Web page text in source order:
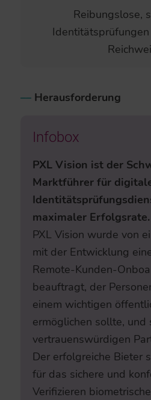
Reibungslose,
––Herausforderung
Infobox
PXL Vision ist der
Marktführer für
maximaler Erfolgsrate.
PXL Vision wurde von
mit der Entwicklung
Remote-Kunden-
beauftragt, der
einem wichtigen
ermöglichen sollte, und
vertrauenswürdigen
Der erfolgreiche Bieter
für das sichere und
Verifizieren